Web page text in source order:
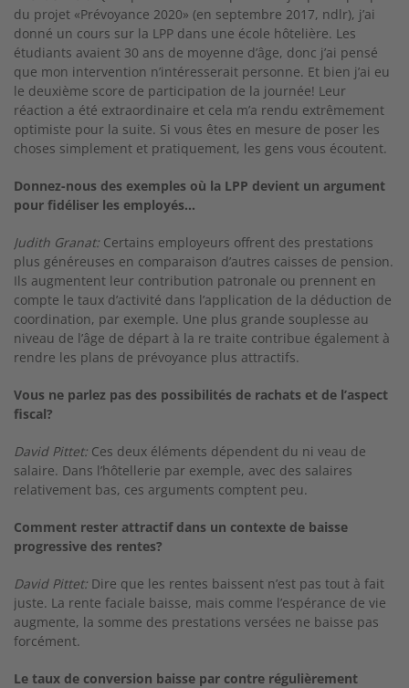
du projet «Prévoyance 2020» (en sep­tembre 2017, ndlr), j’ai
donné un cours sur la LPP dans une école hôtelière. Les
étudiants avaient 30 ans de moyenne d’âge, donc j’ai pensé
que mon intervention n’intéresserait personne. Et bien j’ai eu
le deuxième score de participation de la journée! Leur
réaction a été extraordinaire et cela m’a rendu extrêmement
optimiste pour la suite. Si vous êtes en mesure de poser les
choses simplement et pratiquement, les gens vous écoutent.
Donnez-nous des exemples où la LPP devient un argument
pour fidéliser les employés...
Judith Granat: Certains employeurs offrent des prestations
plus généreuses en comparaison d’autres caisses de pension.
Ils augmentent leur contribution patronale ou prennent en
compte le taux d’activité dans l’application de la déduction de
coordination, par exemple. Une plus grande souplesse au
niveau de l’âge de départ à la re­ traite contribue également à
rendre les plans de prévoyance plus attractifs.
Vous ne parlez pas des possibilités de rachats et de l’aspect
fiscal?
David Pittet: Ces deux éléments dépendent du ni­ veau de
salaire. Dans l’hôtellerie par exemple, avec des salaires
relativement bas, ces arguments comptent peu.
Comment rester attractif dans un contexte de baisse
progressive des rentes?
David Pittet: Dire que les rentes baissent n’est pas tout à fait
juste. La rente faciale baisse, mais comme l’espérance de vie
augmente, la somme des prestations versées ne baisse pas
forcément.
Le taux de conversion baisse par contre régulièrement